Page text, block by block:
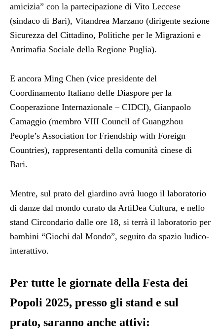
amicizia” con la partecipazione di Vito Leccese
(sindaco di Bari), Vitandrea Marzano (dirigente sezione
Sicurezza del Cittadino, Politiche per le Migrazioni e
Antimafia Sociale della Regione Puglia).
E ancora Ming Chen (vice presidente del
Coordinamento Italiano delle Diaspore per la
Cooperazione Internazionale – CIDCI), Gianpaolo
Camaggio (membro VIII Council of Guangzhou
People’s Association for Friendship with Foreign
Countries), rappresentanti della comunità cinese di
Bari.
Mentre, sul prato del giardino avrà luogo il laboratorio
di danze dal mondo curato da ArtiDea Cultura, e nello
stand Circondario dalle ore 18, si terrà il laboratorio per
bambini “Giochi dal Mondo”, seguito da spazio ludico-
interattivo.
Per tutte le giornate della Festa dei
Popoli 2025, presso gli stand e sul
prato, saranno anche attivi: